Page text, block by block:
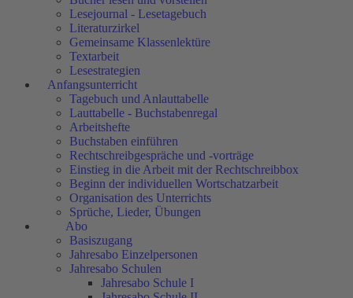
Lesejournal - Lesetagebuch
Literaturzirkel
Gemeinsame Klassenlektüre
Textarbeit
Lesestrategien
Anfangsunterricht
Tagebuch und Anlauttabelle
Lauttabelle - Buchstabenregal
Arbeitshefte
Buchstaben einführen
Rechtschreibgespräche und -vorträge
Einstieg in die Arbeit mit der Rechtschreibbox
Beginn der individuellen Wortschatzarbeit
Organisation des Unterrichts
Sprüche, Lieder, Übungen
Abo
Basiszugang
Jahresabo Einzelpersonen
Jahresabo Schulen
Jahresabo Schule I